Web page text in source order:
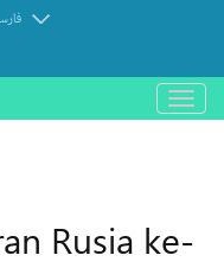
باز
و
Rusia ke-